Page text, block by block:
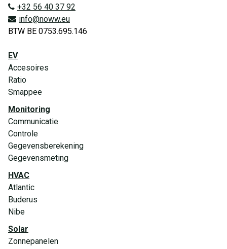
+32 56 40 37 92
info@noww.eu
BTW BE 0753.695.146
EV
Accesoires
Ratio
Smappee
Monitoring
Communicatie
Controle
Gegevensberekening
Gegevensmeting
HVAC
Atlantic
Buderus
Nibe
Solar
Zonnepanelen